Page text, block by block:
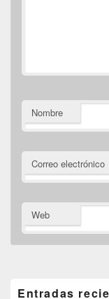
Nombre
Correo electrónico
Web
deEntradas